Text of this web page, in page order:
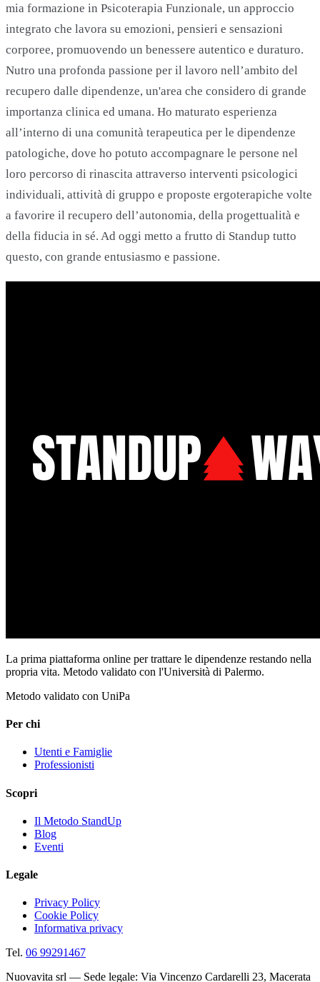
mia formazione in Psicoterapia Funzionale, un approccio
integrato che lavora su emozioni, pensieri e sensazioni
corporee, promuovendo un benessere autentico e duraturo.
Nutro una profonda passione per il lavoro nell’ambito del
recupero dalle dipendenze, un'area che considero di grande
importanza clinica ed umana. Ho maturato esperienza
all’interno di una comunità terapeutica per le dipendenze
patologiche, dove ho potuto accompagnare le persone nel
loro percorso di rinascita attraverso interventi psicologici
individuali, attività di gruppo e proposte ergoterapiche volte
a favorire il recupero dell’autonomia, della progettualità e
della fiducia in sé. Ad oggi metto a frutto di Standup tutto
questo, con grande entusiasmo e passione.
La prima piattaforma online per trattare le dipendenze restando nella
propria vita. Metodo validato con l'Università di Palermo.
Metodo validato con UniPa
Per chi
Utenti e Famiglie
Professionisti
Scopri
Il Metodo StandUp
Blog
Eventi
Legale
Privacy Policy
Cookie Policy
Informativa privacy
Tel. 06 99291467
Nuovavita srl — Sede legale: Via Vincenzo Cardarelli 23, Macerata